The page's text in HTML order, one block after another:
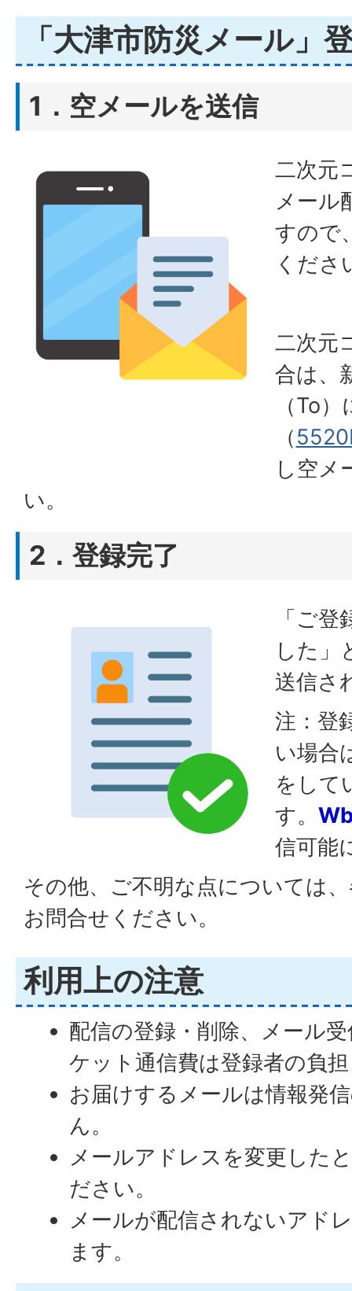
「大津市防災メール」
1．空メールを送信
二次元
メール
すので
くださ
二次元
合は、
（To
（
し空メ
い。
2．登録完了
「ご
した」
送信さ
注：登
い場合
をして
す。
信可能
その他、ご不明な点については
お問合せください。
利用上の注意
配信の登録・削除、メール
ケット通信費は登録者の負
お届けするメールは情報発
ん。
メールアドレスを変更した
ださい。
メールが配信されないアド
ます。